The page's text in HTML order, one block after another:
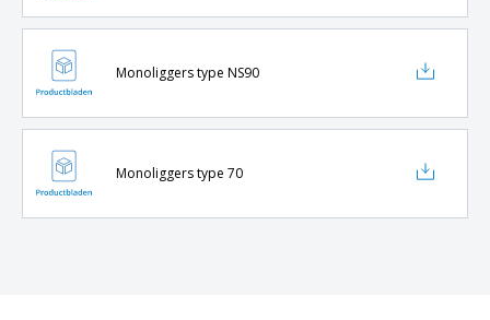
Monoliggers type NS90
Monoliggers type 70